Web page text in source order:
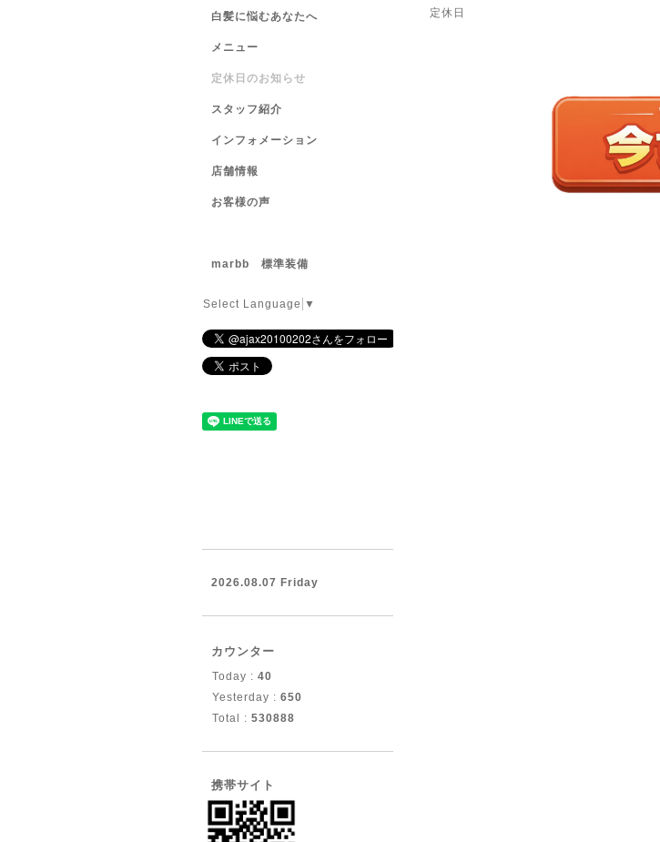
定休日
白髪に悩むあなたへ
メニュー
定休日のお知らせ
スタッフ紹介
インフォメーション
店舗情報
お客様の声
marbb 標準装備
Select Language ▼
2026.08.07 Friday
カウンター
Today : 40
Yesterday : 650
Total : 530888
携帯サイト